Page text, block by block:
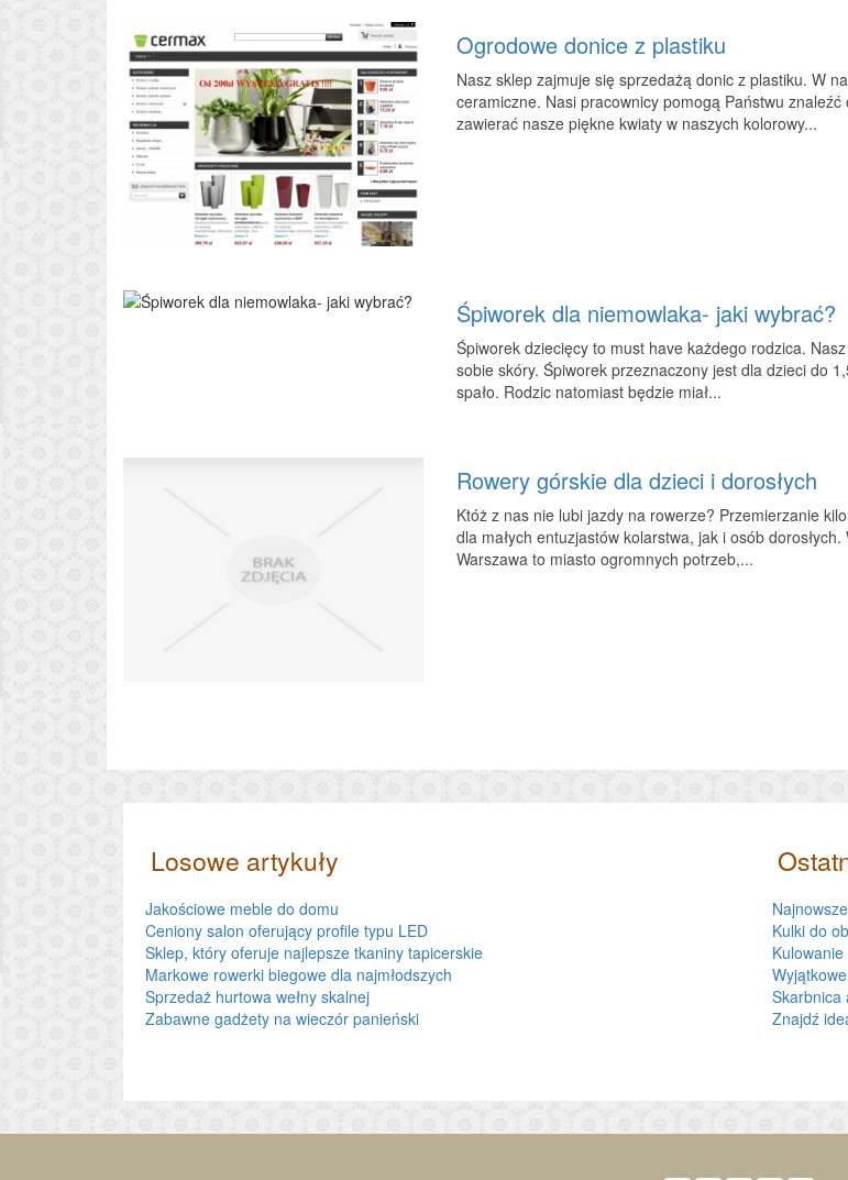
Ogrodowe donice z plastiku
Nasz sklep zajmuje się sprzedażą donic z plastiku. W
ceramiczne. Nasi pracownicy pomogą Państwu
zawierać nasze piękne kwiaty w naszych kolorowy...
Śpiworek dla niemowlaka- jaki wybrać?
Śpiworek dziecięcy to must have każdego rodzica.
sobie skóry. Śpiworek przeznaczony jest dla dzieci do
spało. Rodzic natomiast będzie miał...
Rowery górskie dla dzieci i dorosłych
Któż z nas nie lubi jazdy na rowerze? Przemierzanie
dla małych entuzjastów kolarstwa, jak i osób
Warszawa to miasto ogromnych potrzeb,...
Losowe artykuły
Jakościowe meble do domu
Ceniony salon oferujący profile typu LED
Sklep, który oferuje najlepsze tkaniny tapicerskie
Markowe rowerki biegowe dla najmłodszych
Sprzedaż hurtowa wełny skalnej
Zabawne gadżety na wieczór panieński
Kulki do
Skarbnica
Znajdź